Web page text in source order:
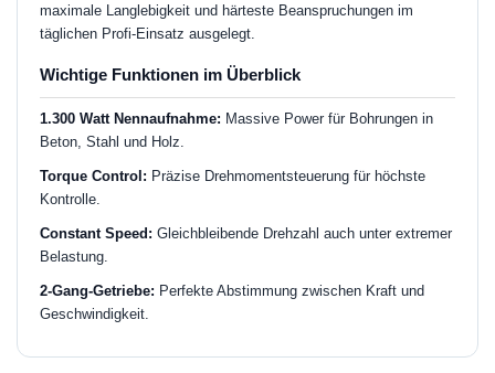
maximale Langlebigkeit und härteste Beanspruchungen im
täglichen Profi-Einsatz ausgelegt.
Wichtige Funktionen im Überblick
1.300 Watt Nennaufnahme: Massive Power für Bohrungen in
Beton, Stahl und Holz.
Torque Control: Präzise Drehmomentsteuerung für höchste
Kontrolle.
Constant Speed: Gleichbleibende Drehzahl auch unter extremer
Belastung.
2-Gang-Getriebe: Perfekte Abstimmung zwischen Kraft und
Geschwindigkeit.